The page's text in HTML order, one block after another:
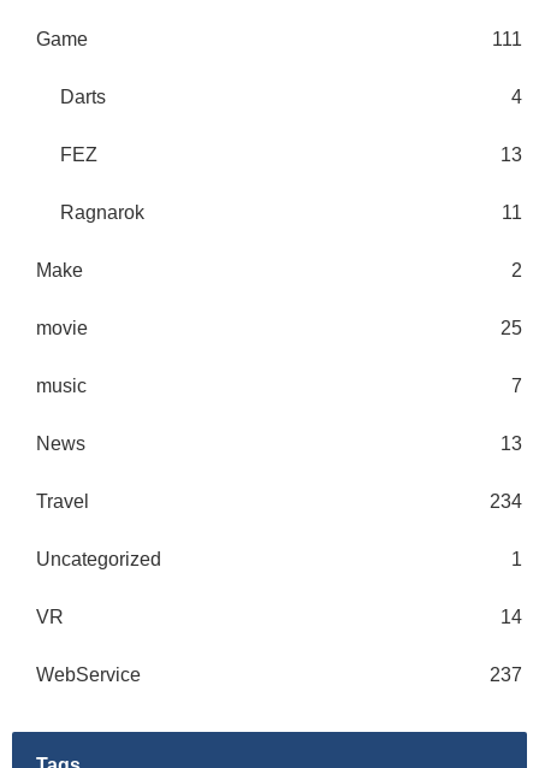
Game 111
Darts 4
FEZ 13
Ragnarok 11
Make 2
movie 25
music 7
News 13
Travel 234
Uncategorized 1
VR 14
WebService 237